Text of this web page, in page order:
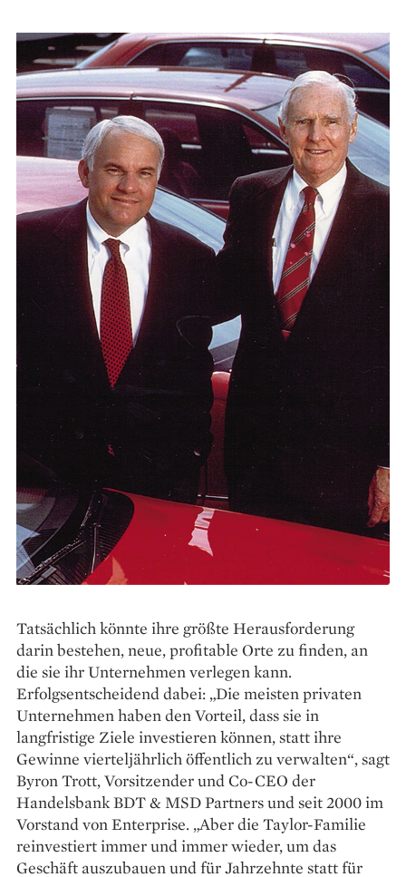
Tatsächlich könnte ihre größte Heraus­forderung
darin bestehen, neue, profitable Orte zu finden, an
die sie ihr Unternehmen verlegen kann.
Erfolgsentscheidend dabei: „Die meisten privaten
Unternehmen haben den Vorteil, dass sie in
langfristige Ziele investieren können, statt ihre
Gewinne vierteljährlich öffentlich zu verwalten“, sagt
Byron Trott, Vorsitzender und Co-CEO der
Handelsbank BDT & MSD Partners und seit 2000 im
Vorstand von Enterprise. „Aber die Taylor-Familie
reinvestiert immer und immer wieder, um das
Geschäft auszubauen und für Jahrzehnte statt für